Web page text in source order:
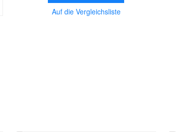
Auf die Vergleichsliste